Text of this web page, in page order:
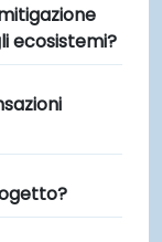
ecosistemi?